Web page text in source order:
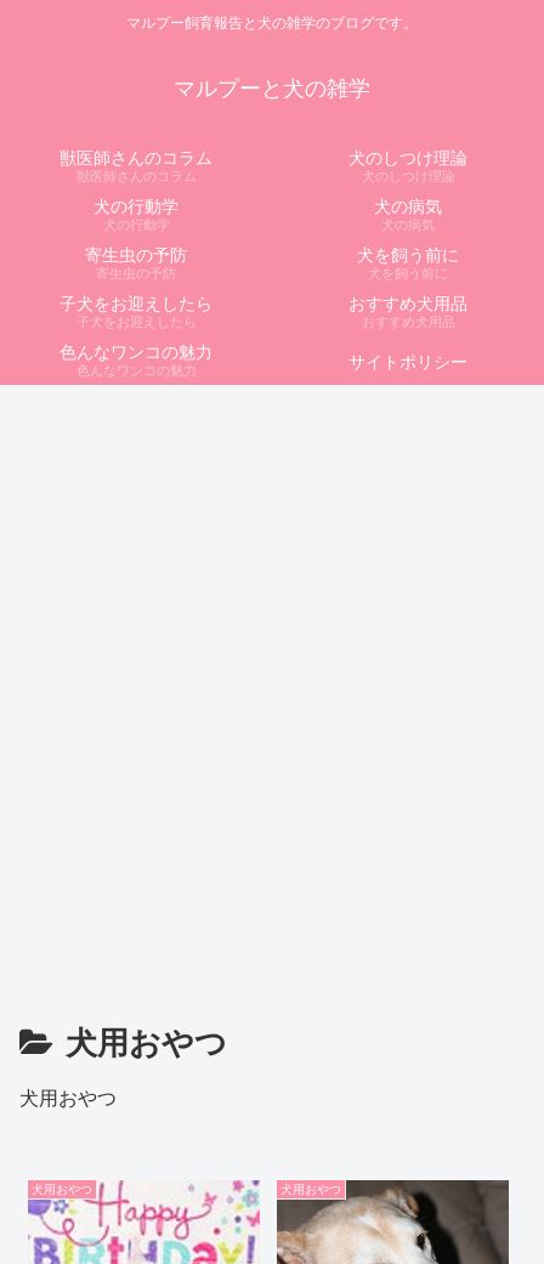
マルプー飼育報告と犬の雑学のブログです。
マルプーと犬の雑学
獣医師さんのコラム
獣医師さんのコラム
犬のしつけ理論
犬のしつけ理論
犬の行動学
犬の行動学
犬の病気
犬の病気
寄生虫の予防
寄生虫の予防
犬を飼う前に
犬を飼う前に
子犬をお迎えしたら
子犬をお迎えしたら
おすすめ犬用品
おすすめ犬用品
色んなワンコの魅力
色んなワンコの魅力 サイトポリシー
犬用おやつ
犬用おやつ
犬用おやつ 犬用おやつ